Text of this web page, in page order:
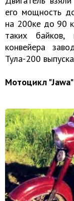
его мощность
на 200ке до 90
таких
конвейера
Тула-200
Мотоцикл "Jawa"